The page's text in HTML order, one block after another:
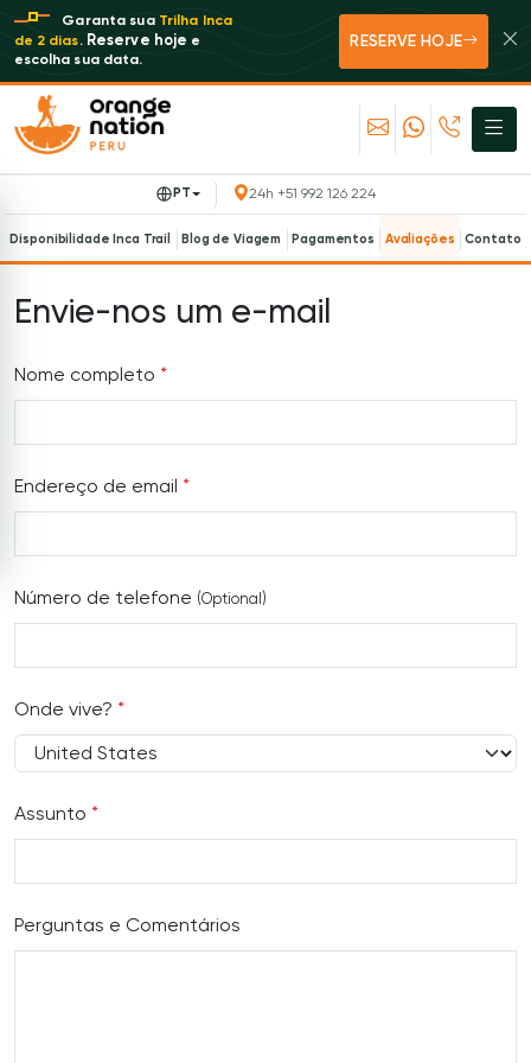
Garanta sua Trilha Inca
de 2 dias. Reserve hoje e
escolha sua data.
RESERVE HOJE
Disponibilidade Inca Trail Blog de Viagem Pagamentos Avaliações Contato
PT 24h +51 992 126 224
Envie-nos um e-mail
Nome completo *
Endereço de email *
Número de telefone (Optional)
Onde vive? *
Assunto *
Perguntas e Comentários